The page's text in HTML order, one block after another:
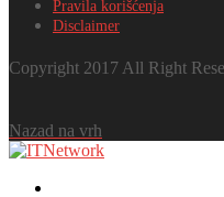
Pravila korišćenja
Disclaimer
Copyright 2017 All Right
Nazad na vrh